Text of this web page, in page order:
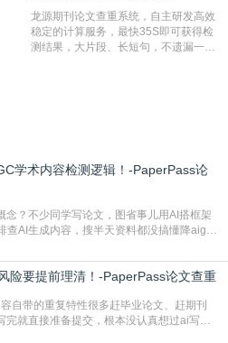
有相似的片段，该项技术检测速度快、
准确率高，市场反映良好。
龙源期刊论文查重系统，自主研发高效
稳定的计算服务，最快35S即可获得检
测结果，大片段、长短句，不遗漏一处
学术内容检测逻辑！-PaperPass论
？不少同学写论文，图省事儿用AI搭框架
AI生成内容，搜半天资料都没搞懂降aigc
搞不清降aigc检测是啥，对相关要求摸不
具在学术领域普及诞生的新需求，核心是为
险要提前理清！-PaperPass论文查重
自带的重复特性很多赶毕业论文、赶期刊
就直接准备提交，根本没认真想过ai写论